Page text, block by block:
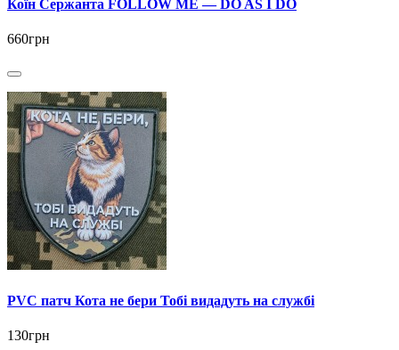
Коїн Сержанта FOLLOW ME — DO AS I DO
660грн
PVC патч Кота не бери Тобі видадуть на службі
130грн